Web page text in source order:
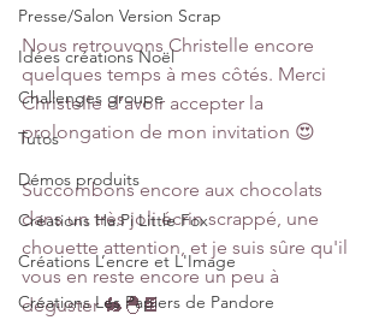
Presse/Salon Version Scrap
Idées créations Noël
Challenges groupe
Tutos
Démos produits
Créations Ha.Pi Little Fox
Créations L’encre et L'Image
Créations Les Papiers de Pandore
Nous retrouvons Christelle encore
quelques temps à mes côtés. Merci
Christelle d’avoir accepter la
prolongation de mon invitation 😍
Succombons encore aux chocolats
dans un très joli écrin scrappé, une
chouette attention, et je suis sûre qu'il
vous en reste encore un peu à
déguster 🐇🐣🍫